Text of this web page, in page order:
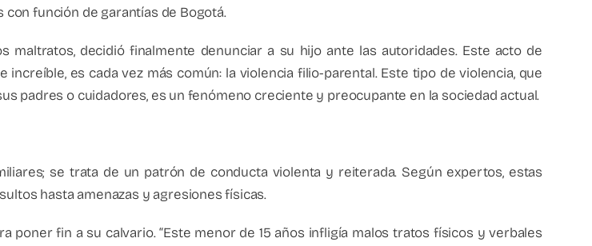
con función de garantías de Bogotá.
decidió finalmente denunciar a su hijo ante las autoridades. Este acto de
es cada vez más común: la violencia filio-parental. Este tipo de violencia, que
padres o cuidadores, es un fenómeno creciente y preocupante en la sociedad actual.
se trata de un patrón de conducta violenta y reiterada. Según expertos, estas
hasta amenazas y agresiones físicas.
poner fin a su calvario. “Este menor de 15 años infligía malos tratos físicos y verbales